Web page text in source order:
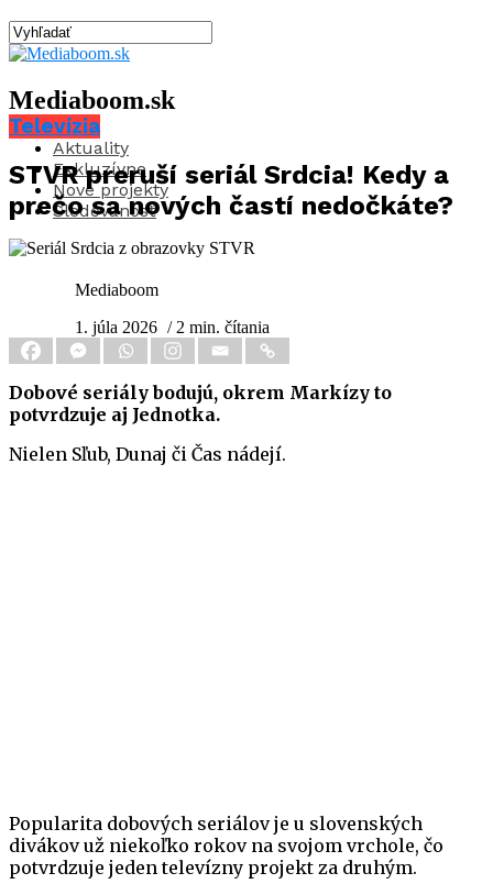
Mediaboom.sk
Aktuality
Exkluzívne
Nové projekty
Sledovanosť
Televízia
STVR preruší seriál Srdcia! Kedy a
prečo sa nových častí nedočkáte?
Mediaboom
1. júla 2026 / 2 min. čítania
Dobové seriály bodujú, okrem Markízy to
potvrdzuje aj Jednotka.
Nielen Sľub, Dunaj či Čas nádejí.
Popularita dobových seriálov je u slovenských
divákov už niekoľko rokov na svojom vrchole, čo
potvrdzuje jeden televízny projekt za druhým.